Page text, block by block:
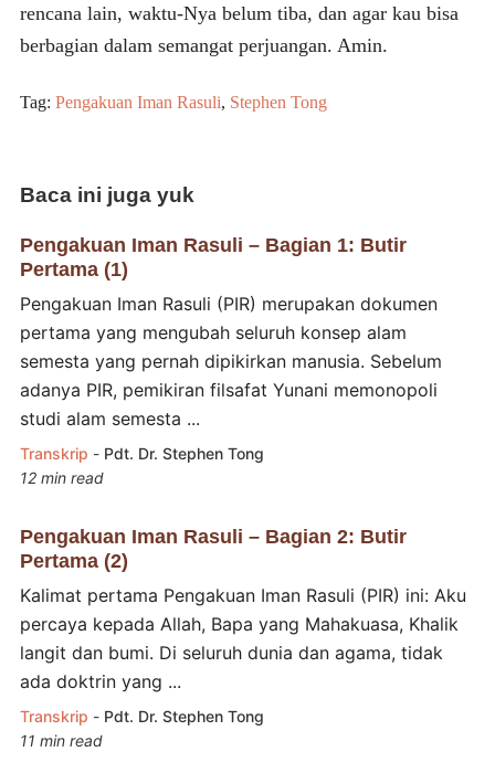
rencana lain, waktu-Nya belum tiba, dan agar kau bisa
berbagian dalam semangat perjuangan. Amin.
Tag: Pengakuan Iman Rasuli, Stephen Tong
Baca ini juga yuk
Pengakuan Iman Rasuli – Bagian 1: Butir
Pertama (1)
Pengakuan Iman Rasuli (PIR) merupakan dokumen
pertama yang mengubah seluruh konsep alam
semesta yang pernah dipikirkan manusia. Sebelum
adanya PIR, pemikiran filsafat Yunani memonopoli
studi alam semesta ...
Transkrip - Pdt. Dr. Stephen Tong
12 min read
Pengakuan Iman Rasuli – Bagian 2: Butir
Pertama (2)
Kalimat pertama Pengakuan Iman Rasuli (PIR) ini: Aku
percaya kepada Allah, Bapa yang Mahakuasa, Khalik
langit dan bumi. Di seluruh dunia dan agama, tidak
ada doktrin yang ...
Transkrip - Pdt. Dr. Stephen Tong
11 min read